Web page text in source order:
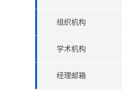
组织机构
学术机构
经理邮箱